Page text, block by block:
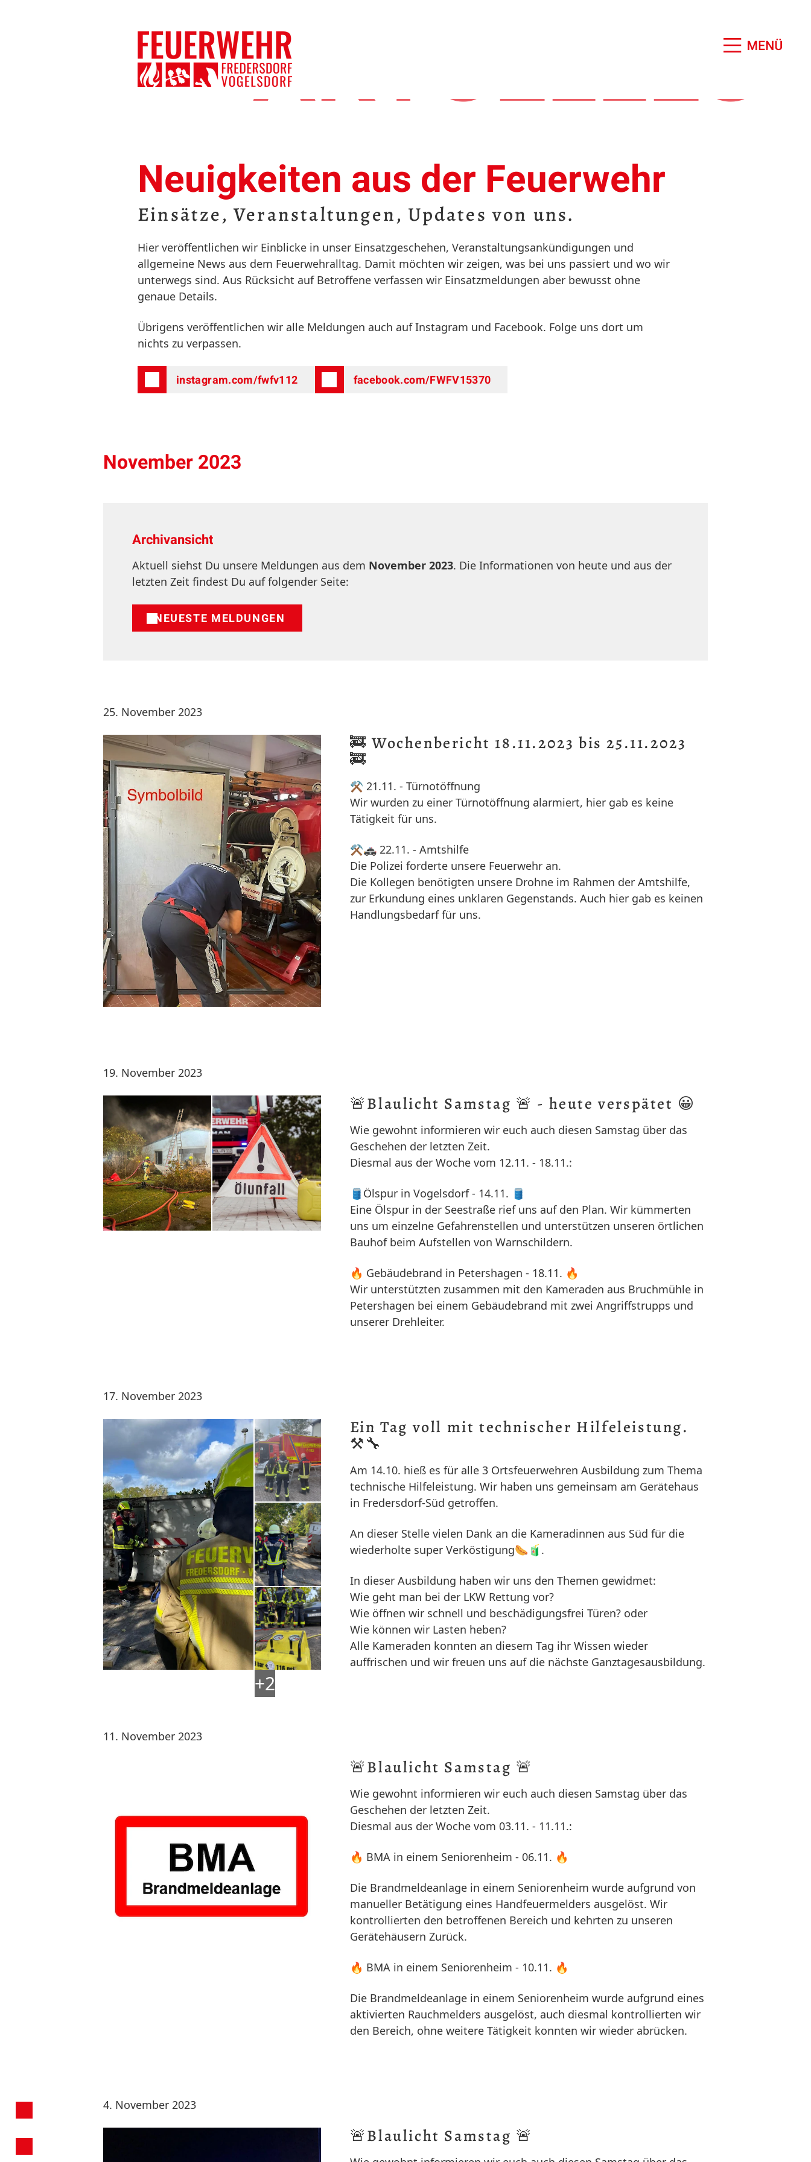
AKTUELLES
Neuigkeiten aus der Feuerwehr
Einsätze, Veranstaltungen, Updates von uns.
Hier veröffentlichen wir Einblicke in unser Einsatzgeschehen, Veranstaltungsankündigungen und
allgemeine News aus dem Feuerwehralltag. Damit möchten wir zeigen, was bei uns passiert und wo wir
unterwegs sind. Aus Rücksicht auf Betroffene verfassen wir Einsatzmeldungen aber bewusst ohne
genaue Details.
Übrigens veröffentlichen wir alle Meldungen auch auf Instagram und Facebook. Folge uns dort um
nichts zu verpassen.
instagram.com/fwfv112 facebook.com/FWFV15370
November 2023
Archivansicht
Aktuell siehst Du unsere Meldungen aus dem November 2023. Die Informationen von heute und aus der
letzten Zeit findest Du auf folgender Seite:
NEUESTE MELDUNGEN
25. November 2023
🚒 Wochenbericht 18.11.2023 bis 25.11.2023
🚒
⚒️ 21.11. - Türnotöffnung
Wir wurden zu einer Türnotöffnung alarmiert, hier gab es keine
Tätigkeit für uns.
⚒️🚓 22.11. - Amtshilfe
Die Polizei forderte unsere Feuerwehr an.
Die Kollegen benötigten unsere Drohne im Rahmen der Amtshilfe,
zur Erkundung eines unklaren Gegenstands. Auch hier gab es keinen
Handlungsbedarf für uns.
19. November 2023
🚨Blaulicht Samstag 🚨 - heute verspätet 😀
Wie gewohnt informieren wir euch auch diesen Samstag über das
Geschehen der letzten Zeit.
Diesmal aus der Woche vom 12.11. - 18.11.:
🛢️Ölspur in Vogelsdorf - 14.11. 🛢️
Eine Ölspur in der Seestraße rief uns auf den Plan. Wir kümmerten
uns um einzelne Gefahrenstellen und unterstützen unseren örtlichen
Bauhof beim Aufstellen von Warnschildern.
🔥 Gebäudebrand in Petershagen - 18.11. 🔥
Wir unterstützten zusammen mit den Kameraden aus Bruchmühle in
Petershagen bei einem Gebäudebrand mit zwei Angriffstrupps und
unserer Drehleiter.
17. November 2023
+2
Ein Tag voll mit technischer Hilfeleistung.
⚒️🔧
Am 14.10. hieß es für alle 3 Ortsfeuerwehren Ausbildung zum Thema
technische Hilfeleistung. Wir haben uns gemeinsam am Gerätehaus
in Fredersdorf-Süd getroffen.
An dieser Stelle vielen Dank an die Kameradinnen aus Süd für die
wiederholte super Verköstigung🌭🧃.
In dieser Ausbildung haben wir uns den Themen gewidmet:
Wie geht man bei der LKW Rettung vor?
Wie öffnen wir schnell und beschädigungsfrei Türen? oder
Wie können wir Lasten heben?
Alle Kameraden konnten an diesem Tag ihr Wissen wieder
auffrischen und wir freuen uns auf die nächste Ganztagesausbildung.
11. November 2023
🚨Blaulicht Samstag 🚨
Wie gewohnt informieren wir euch auch diesen Samstag über das
Geschehen der letzten Zeit.
Diesmal aus der Woche vom 03.11. - 11.11.:
🔥 BMA in einem Seniorenheim - 06.11. 🔥
Die Brandmeldeanlage in einem Seniorenheim wurde aufgrund von
manueller Betätigung eines Handfeuermelders ausgelöst. Wir
kontrollierten den betroffenen Bereich und kehrten zu unseren
Gerätehäusern Zurück.
🔥 BMA in einem Seniorenheim - 10.11. 🔥
Die Brandmeldeanlage in einem Seniorenheim wurde aufgrund eines
aktivierten Rauchmelders ausgelöst, auch diesmal kontrollierten wir
den Bereich, ohne weitere Tätigkeit konnten wir wieder abrücken.
4. November 2023
🚨Blaulicht Samstag 🚨